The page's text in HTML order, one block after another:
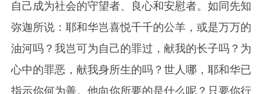
自己成为社会的守望者、良心和安慰者。如同先知
弥迦所说：耶和华岂喜悦千千的公羊，或是万万的
油河吗？我岂可为自己的罪过，献我的长子吗？为
心中的罪恶，献我身所生的吗？世人哪，耶和华已
指示你何为善。他向你所要的是什么呢？只要你行